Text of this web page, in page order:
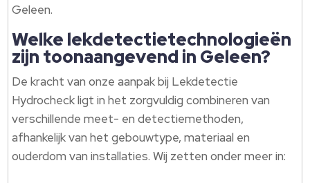
Geleen.
Welke lekdetectietechnologieën
zijn toonaangevend in Geleen?
De kracht van onze aanpak bij Lekdetectie
Hydrocheck ligt in het zorgvuldig combineren van
verschillende meet- en detectiemethoden,
afhankelijk van het gebouwtype, materiaal en
ouderdom van installaties. Wij zetten onder meer in: